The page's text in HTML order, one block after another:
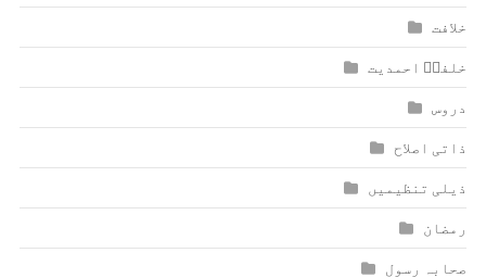
خلافت
خلفاؑ احمدیت
دروس
ذاتی اصلاح
ذیلی تنظیمیں
رمضان
صحابہ رسول